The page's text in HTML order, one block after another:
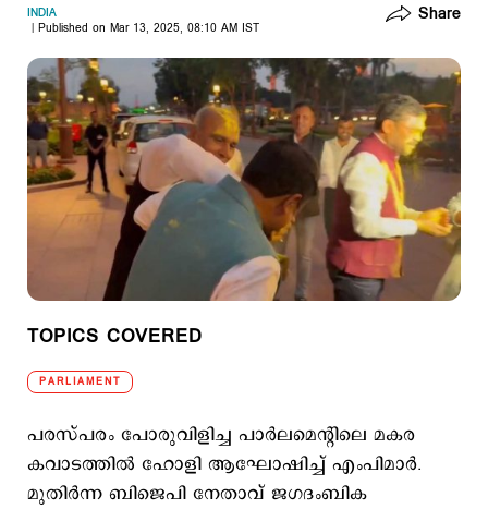
INDIA
Published on Mar 13, 2025, 08:10 AM IST
Share
TOPICS COVERED
PARLIAMENT
പരസ്പരം പോരുവിളിച്ച പാർലമെന്റിലെ മകര
കവാടത്തിൽ ഹോളി ആഘോഷിച്ച് എംപിമാർ.
മുതിർന്ന ബിജെപി നേതാവ് ജഗദംബിക